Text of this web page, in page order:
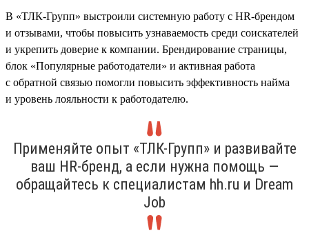
В «ТЛК-Групп» выстроили системную работу с HR-брендом
и отзывами, чтобы повысить узнаваемость среди соискателей
и укрепить доверие к компании. Брендирование страницы,
блок «Популярные работодатели» и активная работа
с обратной связью помогли повысить эффективность найма
и уровень лояльности к работодателю.
Применяйте опыт «ТЛК-Групп» и развивайте
ваш HR-бренд, а если нужна помощь —
обращайтесь к специалистам hh.ru и Dream
Job